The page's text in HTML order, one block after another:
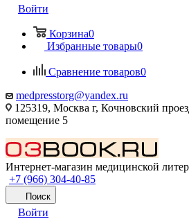
Войти
Корзина0
Избранные товары0
Сравнение товаров0
medpresstorg@yandex.ru
125319, Москва г, Кочновский
помещение 5
Интернет-магазин медицинской
+7 (966) 304-40-85
Поиск
Войти